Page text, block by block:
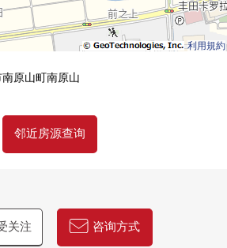
购物到Feel三乡商店便利
8分钟的(约610m)自然到公园有切身关
面给予帮助的━━━━━・・・
利用規約
原山町南原山
邻近房源查询
关注 咨询方式